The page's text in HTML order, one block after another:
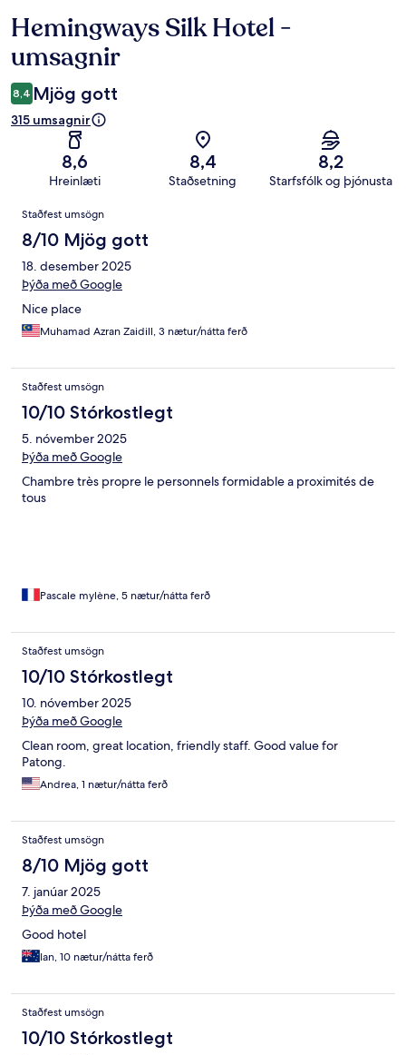
Umsagnir
Hemingways Silk Hotel -
umsagnir
8,4 Mjög gott
315 umsagnir
8,6
Hreinlæti
8,4
Staðsetning
8,2
Starfsfólk og þjónusta
Umsagnir
Staðfest umsögn
8/10 Mjög gott
18. desember 2025
Þýða með Google
Nice place
Muhamad Azran Zaidill, 3 nætur/nátta ferð
Staðfest umsögn
10/10 Stórkostlegt
5. nóvember 2025
Þýða með Google
Chambre très propre le personnels formidable a proximités de
tous
Pascale mylène, 5 nætur/nátta ferð
Staðfest umsögn
10/10 Stórkostlegt
10. nóvember 2025
Þýða með Google
Clean room, great location, friendly staff. Good value for
Patong.
Andrea, 1 nætur/nátta ferð
Staðfest umsögn
8/10 Mjög gott
7. janúar 2025
Þýða með Google
Good hotel
Ian, 10 nætur/nátta ferð
Staðfest umsögn
10/10 Stórkostlegt